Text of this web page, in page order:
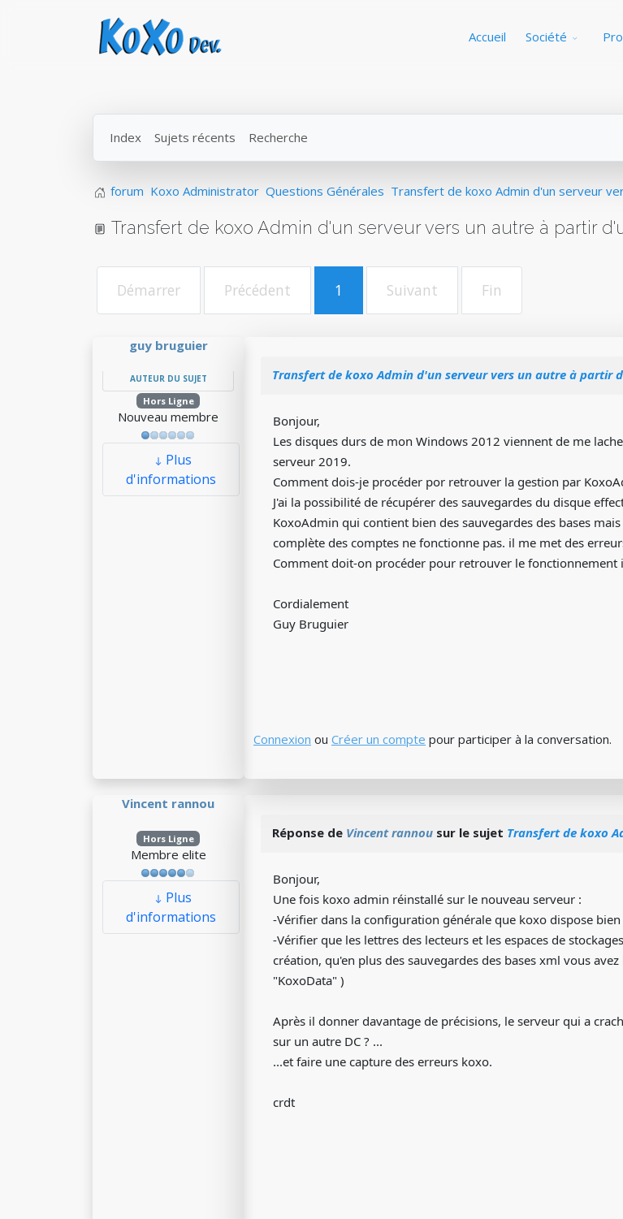
Accueil Société
Index Sujets récents Recherche
forum Koxo Administrator Questions Générales Transfert de koxo Admin d'un serveur
Transfert de koxo Admin d'un serveur vers un autre à partir
Démarrer Précédent 1 Suivant Fin
guy bruguier
AUTEUR DU SUJET
Hors Ligne
Nouveau membre
Plus
d'informations
Transfert de koxo Admin d'un serveur vers un autre à partir
Bonjour,
Les disques durs de mon Windows 2012 viennent de me
serveur 2019.
Comment dois-je procéder por retrouver la gestion par
J'ai la possibilité de récupérer des sauvegardes du disque
KoxoAdmin qui contient bien des sauvegardes des bases
complète des comptes ne fonctionne pas. il me met des
Comment doit-on procéder pour retrouver le fonctionnement
Cordialement
Guy Bruguier
Connexion ou Créer un compte pour participer à la conversation.
Vincent rannou
Hors Ligne
Membre elite
Plus
d'informations
Réponse de Vincent rannou sur le sujet Transfert de koxo
Bonjour,
Une fois koxo admin réinstallé sur le nouveau serveur :
-Vérifier dans la configuration générale que koxo dispose
-Vérifier que les lettres des lecteurs et les espaces de
création, qu'en plus des sauvegardes des bases xml vous
"KoxoData" )
Après il donner davantage de précisions, le serveur qui a
sur un autre DC ? ...
...et faire une capture des erreurs koxo.
crdt